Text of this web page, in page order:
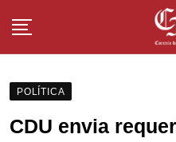
POLÍTICA
CDU envia